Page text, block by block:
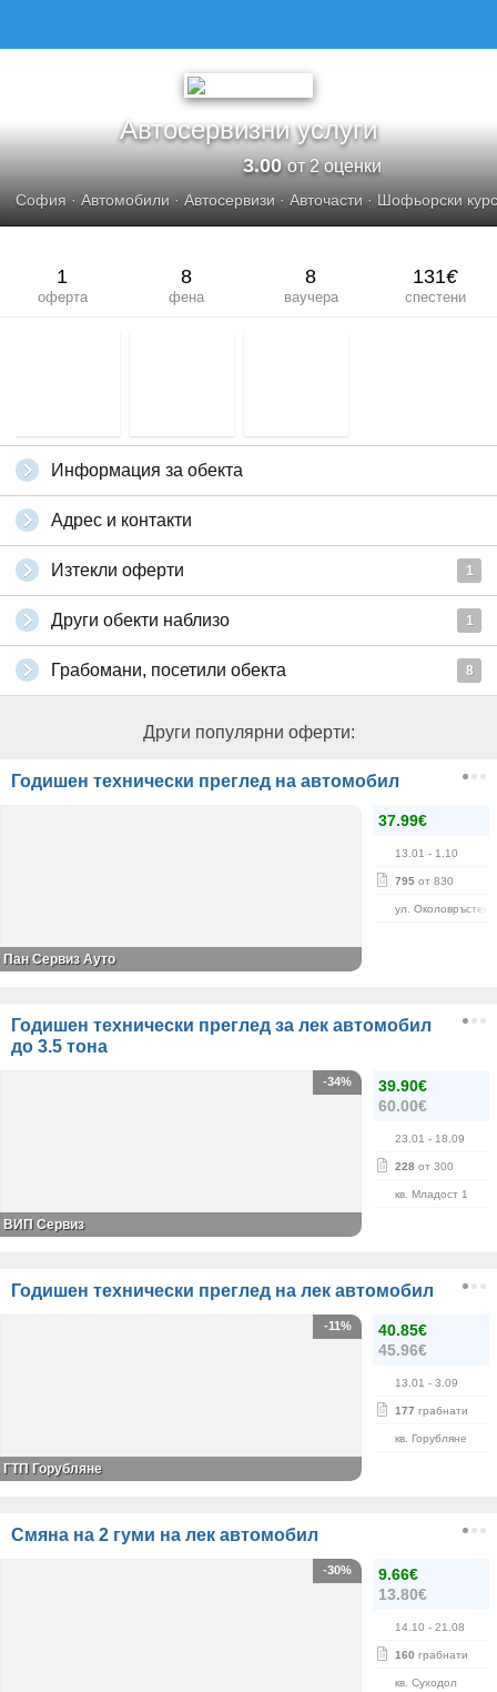
Автосервизни услуги
3.00от 2 оценки
София ·Автомобили ·Автосервизи ·Авточасти · Шофьорски
1
оферта
8
фена
8
ваучера
131€
спестени
Информация за обекта
Адрес и контакти
Изтекли оферти 1
Други обекти наблизо 1
Грабомани, посетили обекта 8
Други популярни оферти:
Годишен технически преглед на автомобил
37.99€
13.01 - 1.10
795 от 830
ул. Околовръстен
Пан Сервиз Ауто
Годишен технически преглед за лек автомобил
до 3.5 тона
39.90€
60.00€
23.01 - 18.09
228 от 300
кв. Младост 1
-34%
ВИП Сервиз
Годишен технически преглед на лек автомобил
40.85€
45.96€
13.01 - 3.09
177 грабнати
кв. Горубляне
-11%
ГТП Горубляне
Смяна на 2 гуми на лек автомобил
9.66€
13.80€
14.10 - 21.08
160 грабнати
кв. Суходол
-30%